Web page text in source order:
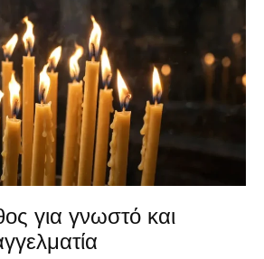
για γνωστό και